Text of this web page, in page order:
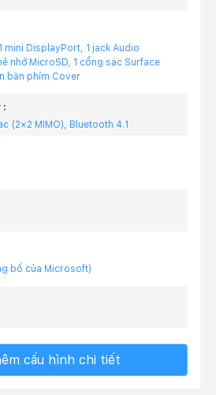
mini DisplayPort, 1 jack Audio
nhớ MicroSD, 1 cổng sạc Surface
bàn phím Cover
:
(2×2 MIMO), Bluetooth 4.1
bố của Microsoft)
cấu hình chi tiết